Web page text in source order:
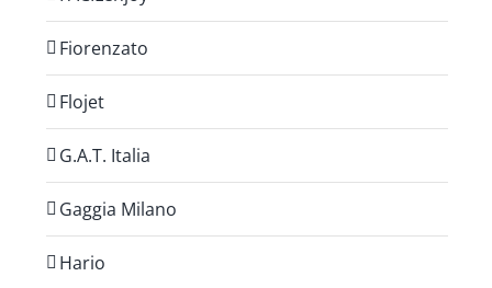
Fiorenzato
Flojet
G.A.T. Italia
Gaggia Milano
Hario